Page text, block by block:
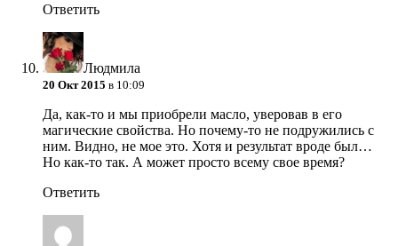
Ответить
Людмила
20 Окт 2015 в 10:09
Да, как-то и мы приобрели масло, уверовав в его
магические свойства. Но почему-то не подружились с
ним. Видно, не мое это. Хотя и результат вроде был…
Но как-то так. А может просто всему свое время?
Ответить